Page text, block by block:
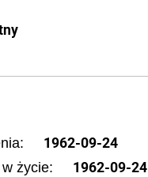
1962-09-24
życie: 1962-09-24